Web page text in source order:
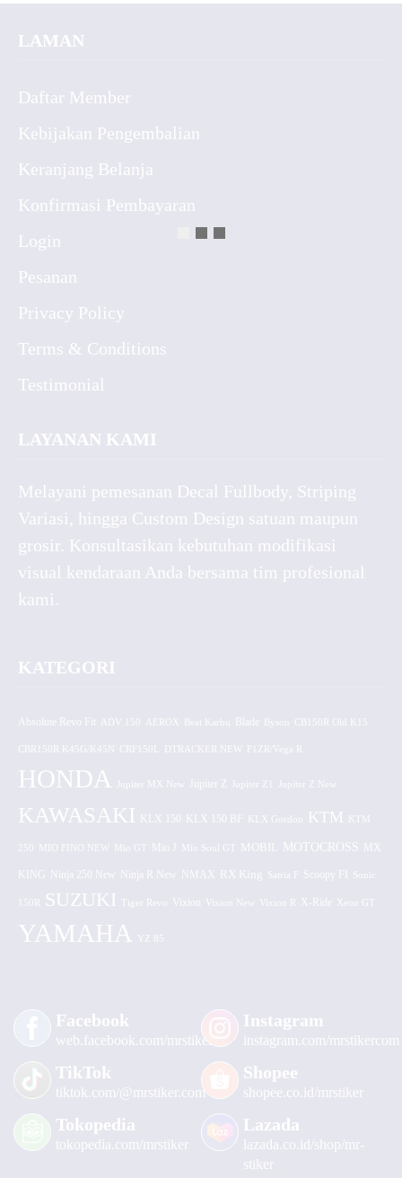
LAMAN
Daftar Member
Kebijakan Pengembalian
Keranjang Belanja
Konfirmasi Pembayaran
Login
Pesanan
Privacy Policy
Terms & Conditions
Testimonial
LAYANAN KAMI
Melayani pemesanan Decal Fullbody, Striping
Variasi, hingga Custom Design satuan maupun
grosir. Konsultasikan kebutuhan modifikasi
visual kendaraan Anda bersama tim profesional
kami.
KATEGORI
Absolute Revo Fit ADV 150 AEROX CB150R Old K15
CBR150R K45G/K45N CRF150L DTRACKER NEW F1ZR/Vega R
HONDA Jupiter MX New Jupiter Z
KAWASAKI KLX 150 KLX 150 BF KLX Gordon KTM KTM
250 MIO FINO NEW Mio GT Mio J Mio Soul GT MOBIL MOTOCROSS MX
KING Ninja 250 New Ninja R New NMAX RX King Satria F Scoopy FI Sonic
150R SUZUKI Tiger Revo Vixion Vixion New Vixion R X-Ride Xeon GT
YAMAHA YZ 85
Facebook
web.facebook.com/mrstiker
Instagram
instagram.com/mrstikercom
TikTok
tiktok.com/@mrstiker.com
Shopee
shopee.co.id/mrstiker
Tokopedia
tokopedia.com/mrstiker
Lazada
lazada.co.id/shop/mr-
stiker